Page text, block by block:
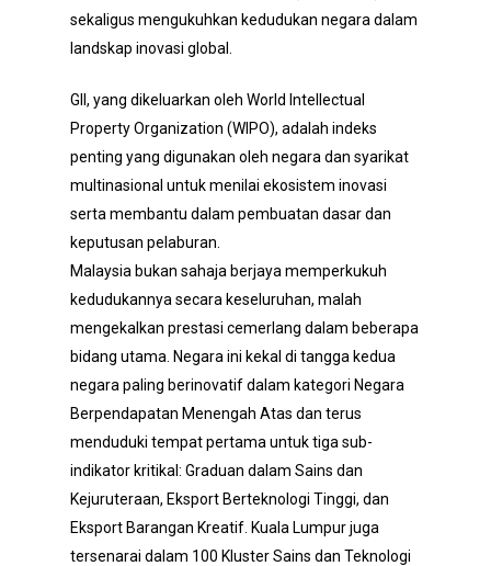
sekaligus mengukuhkan kedudukan negara dalam
landskap inovasi global.
GII, yang dikeluarkan oleh World Intellectual
Property Organization (WIPO), adalah indeks
penting yang digunakan oleh negara dan syarikat
multinasional untuk menilai ekosistem inovasi
serta membantu dalam pembuatan dasar dan
keputusan pelaburan.
Malaysia bukan sahaja berjaya memperkukuh
kedudukannya secara keseluruhan, malah
mengekalkan prestasi cemerlang dalam beberapa
bidang utama. Negara ini kekal di tangga kedua
negara paling berinovatif dalam kategori Negara
Berpendapatan Menengah Atas dan terus
menduduki tempat pertama untuk tiga sub-
indikator kritikal: Graduan dalam Sains dan
Kejuruteraan, Eksport Berteknologi Tinggi, dan
Eksport Barangan Kreatif. Kuala Lumpur juga
tersenarai dalam 100 Kluster Sains dan Teknologi